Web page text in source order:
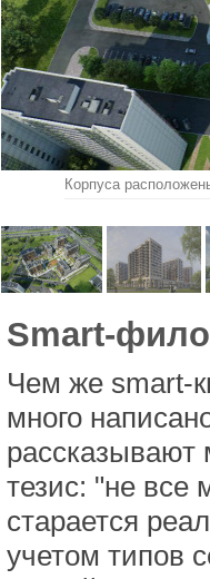
Корпуса
Smart-
Чем же smart-
много
тезис: "не все
старается
учетом типов